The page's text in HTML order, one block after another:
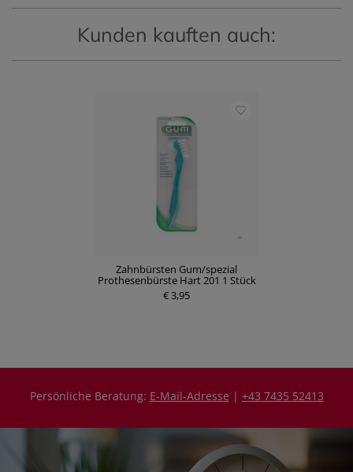
Kunden kauften auch:
Zahnbürsten Gum/spezial
Prothesenbürste Hart 201 1 Stück
€ 3,95
Persönliche Beratung: E-Mail-Adresse | +43 7435 52413